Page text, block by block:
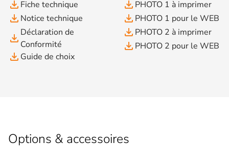
file_download Fiche technique
file_download Notice technique
file_download Déclaration de
Conformité
file_download Guide de choix
file_download PHOTO 1 à imprimer
file_download PHOTO 1 pour le WEB
file_download PHOTO 2 à imprimer
file_download PHOTO 2 pour le WEB
Options & accessoires